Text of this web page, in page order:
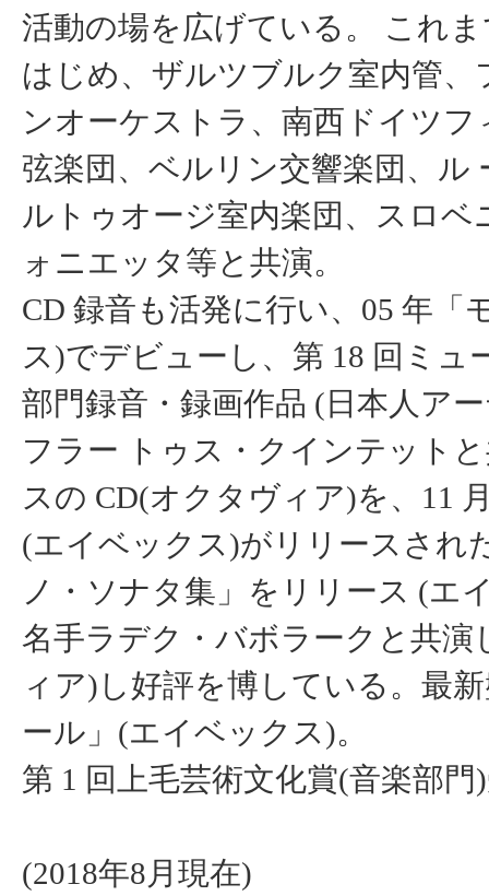
活動の場を広げている。 これ
はじめ、ザルツブルク室内管
ンオーケストラ、南西ドイツ
弦楽団、ベルリン交響楽団、
ルトゥオージ室内楽団、スロ
ォニエッタ等と共演。
CD 録音も活発に行い、05 年
ス)でデビューし、第 18 回ミ
部門録音・録画作品 (日本人ア
フラー トゥス・クインテット
スの CD(オクタヴィア)を、11
(エイベックス)がリリースされ
ノ・ソナタ集」をリリース (エ
名手ラデク・バボラークと共
ィア)し好評を博している。最
ール」(エイベックス)。
第 1 回上毛芸術文化賞(音楽部
(2018年8月現在)